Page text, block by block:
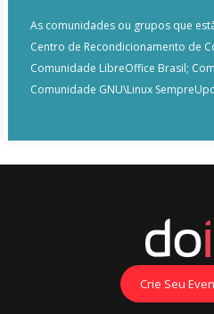
As comunidades ou grupos que
Centro de Recondicionamento de
Comunidade LibreOffice Brasil;
Comunidade GNU\Linux
Crie Seu